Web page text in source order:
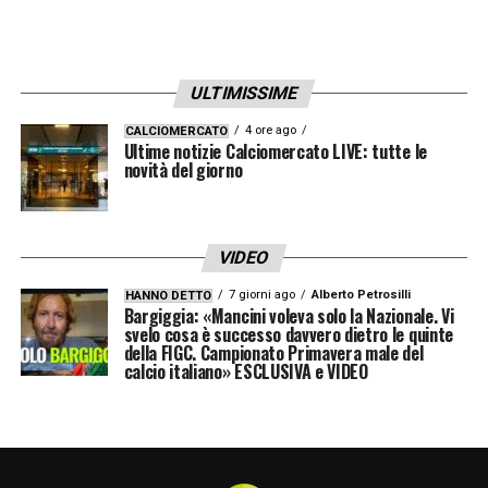
Ederson, Zalewski; CDK, Raspadori; Krstovic.
Allenatore: Raffaele Palladino.
BOLOGNA (4-3-3):Skorupski; Joao Mario,
Heggem, Helland, Miranda; Ferguson, Freuler,
Pobega; Bernardeschi, Castro, Rowe.
Allenatore: Vincenzo Italiano
SEGUI QUI IL LIVE DI INTER HELLAS
VERONA
ULTIMISSIME
CALCIOMERCATO 4 ore ago
Ultime notizie Calciomercato LIVE: tutte le
novità del giorno
VIDEO
HANNO DETTO 7 giorni ago Alberto Petrosilli
Bargiggia: «Mancini voleva solo la Nazionale. Vi
svelo cosa è successo davvero dietro le quinte
della FIGC. Campionato Primavera male del
calcio italiano» ESCLUSIVA e VIDEO